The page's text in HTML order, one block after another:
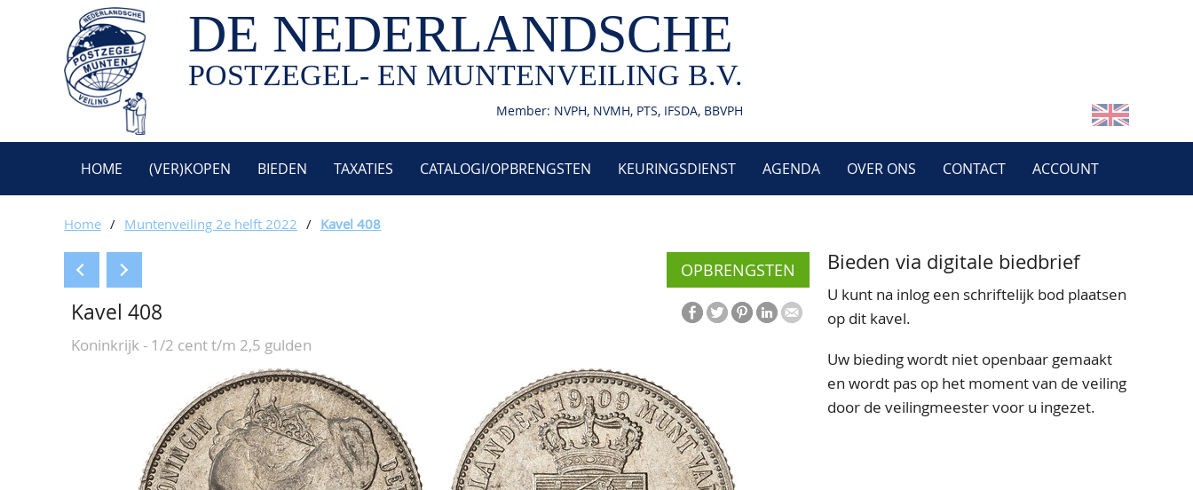
DE NEDERLANDSCHE
POSTZEGEL- EN MUNTENVEILING B.V.
Member: NVPH, NVMH, PTS, IFSDA, BBVPH
HOME (VER)KOPEN BIEDEN TAXATIES CATALOGI/OPBRENGSTEN KEURINGSDIENST AGENDA OVER ONS CONTACT ACCOUNT
Home / Muntenveiling 2e helft 2022 / Kavel 408
OPBRENGSTEN
Kavel 408
Koninkrijk - 1/2 cent t/m 2,5 gulden
Bieden via digitale biedbrief
U kunt na inlog een schriftelijk bod plaatsen
op dit kavel.
Uw bieding wordt niet openbaar gemaakt
en wordt pas op het moment van de veiling
door de veilingmeester voor u ingezet.